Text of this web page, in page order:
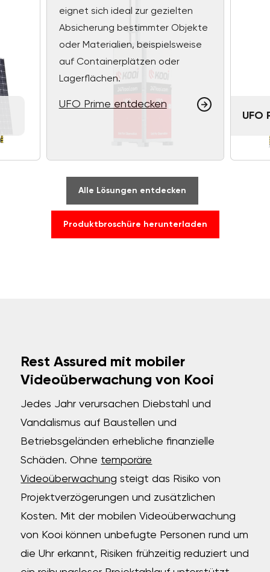
eignet sich ideal zur gezielten
Absicherung bestimmter Objekte
oder Materialien, beispielsweise
auf Containerplätzen oder
Lagerflächen.
UFO Prime entdecken
UFO
Alle Lösungen entdecken
Produktbroschüre herunterladen
Rest Assured mit mobiler
Videoüberwachung von Kooi
Jedes Jahr verursachen Diebstahl und
Vandalismus auf Baustellen und
Betriebsgeländen erhebliche finanzielle
Schäden. Ohne temporäre
Videoüberwachung steigt das Risiko von
Projektverzögerungen und zusätzlichen
Kosten. Mit der mobilen Videoüberwachung
von Kooi können unbefugte Personen rund um
die Uhr erkannt, Risiken frühzeitig reduziert und